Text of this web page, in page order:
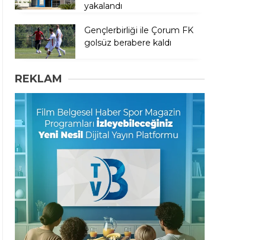
yakalandı
Gençlerbirliği ile Çorum FK
golsüz berabere kaldı
REKLAM